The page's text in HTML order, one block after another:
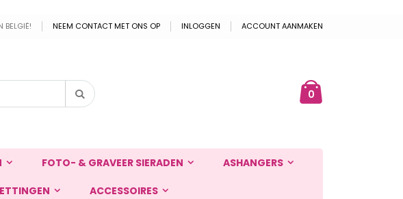
BELGIË! NEEM CONTACT MET ONS OP INLOGGEN ACCOUNT AANMAKEN
0producten
Zoek
FOTO- & GRAVEER SIERADEN ASHANGERS
ACCESSOIRES